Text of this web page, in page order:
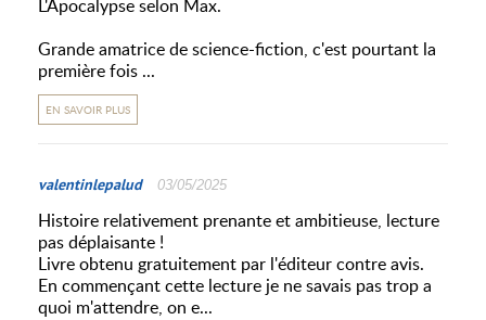
L'Apocalypse selon Max.
Grande amatrice de science-fiction, c'est pourtant la
première fois ...
EN SAVOIR PLUS
valentinlepalud 03/05/2025
Histoire relativement prenante et ambitieuse, lecture
pas déplaisante !
Livre obtenu gratuitement par l'éditeur contre avis.
En commençant cette lecture je ne savais pas trop a
quoi m'attendre, on e...